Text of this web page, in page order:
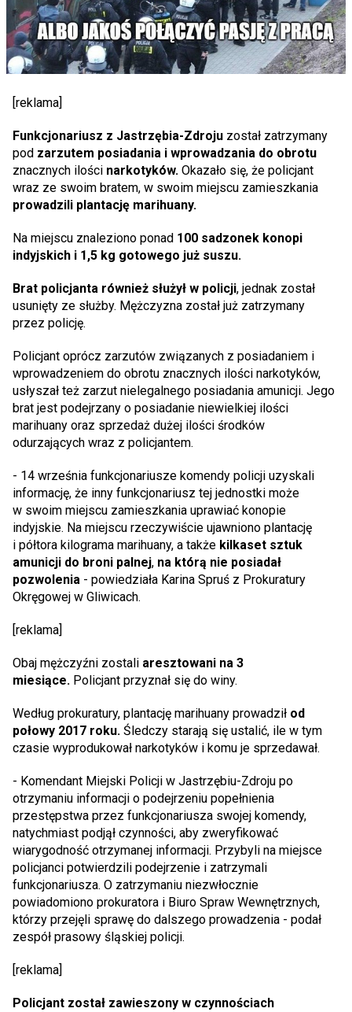
[reklama]
Funkcjonariusz z Jastrzębia-Zdroju został zatrzymany
pod zarzutem posiadania i wprowadzania do obrotu
znacznych ilości narkotyków. Okazało się, że policjant
wraz ze swoim bratem, w swoim miejscu zamieszkania
prowadzili plantację marihuany.
Na miejscu znaleziono ponad 100 sadzonek konopi
indyjskich i 1,5 kg gotowego już suszu.
Brat policjanta również służył w policji, jednak został
usunięty ze służby. Mężczyzna został już zatrzymany
przez policję.
Policjant oprócz zarzutów związanych z posiadaniem i
wprowadzeniem do obrotu znacznych ilości narkotyków,
usłyszał też zarzut nielegalnego posiadania amunicji. Jego
brat jest podejrzany o posiadanie niewielkiej ilości
marihuany oraz sprzedaż dużej ilości środków
odurzających wraz z policjantem.
- 14 września funkcjonariusze komendy policji uzyskali
informację, że inny funkcjonariusz tej jednostki może
w swoim miejscu zamieszkania uprawiać konopie
indyjskie. Na miejscu rzeczywiście ujawniono plantację
i półtora kilograma marihuany, a także kilkaset sztuk
amunicji do broni palnej, na którą nie posiadał
pozwolenia - powiedziała Karina Spruś z Prokuratury
Okręgowej w Gliwicach.
[reklama]
Obaj mężczyźni zostali aresztowani na 3
miesiące. Policjant przyznał się do winy.
Według prokuratury, plantację marihuany prowadził od
połowy 2017 roku. Śledczy starają się ustalić, ile w tym
czasie wyprodukował narkotyków i komu je sprzedawał.
- Komendant Miejski Policji w Jastrzębiu-Zdroju po
otrzymaniu informacji o podejrzeniu popełnienia
przestępstwa przez funkcjonariusza swojej komendy,
natychmiast podjął czynności, aby zweryfikować
wiarygodność otrzymanej informacji. Przybyli na miejsce
policjanci potwierdzili podejrzenie i zatrzymali
funkcjonariusza. O zatrzymaniu niezwłocznie
powiadomiono prokuratora i Biuro Spraw Wewnętrznych,
którzy przejęli sprawę do dalszego prowadzenia - podał
zespół prasowy śląskiej policji.
[reklama]
Policjant został zawieszony w czynnościach